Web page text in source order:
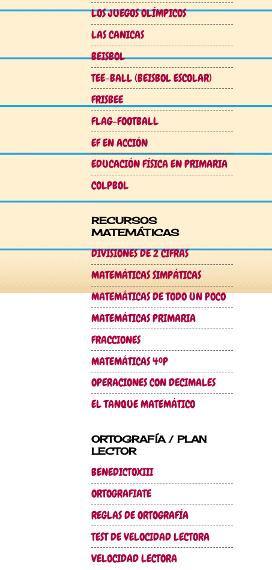
LOS JUEGOS OLÍMPICOS
LAS CANICAS
BEISBOL
TEE-BALL (BEISBOL ESCOLAR)
FRISBEE
FLAG-FOOTBALL
EF EN ACCIÓN
EDUCACIÓN FÍSICA EN PRIMARIA
COLPBOL
RECURSOS
MATEMÁTICAS
DIVISIONES DE 2 CIFRAS
MATEMÁTICAS SIMPÁTICAS
MATEMÁTICAS DE TODO UN POCO
MATEMÁTICAS PRIMARIA
FRACCIONES
MATEMÁTICAS 4ºP
OPERACIONES CON DECIMALES
EL TANQUE MATEMÁTICO
ORTOGRAFÍA / PLAN
LECTOR
BENEDICTOXIII
ORTOGRAFIATE
REGLAS DE ORTOGRAFÍA
TEST DE VELOCIDAD LECTORA
VELOCIDAD LECTORA